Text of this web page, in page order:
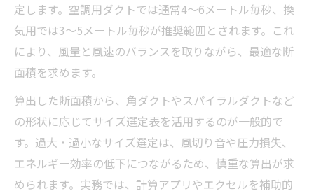
定します。空調用ダクトでは通常4～6メートル毎秒、換
気用では3～5メートル毎秒が推奨範囲とされます。これ
により、風量と風速のバランスを取りながら、最適な断
面積を求めます。
算出した断面積から、角ダクトやスパイラルダクトなど
の形状に応じてサイズ選定表を活用するのが一般的で
す。過大・過小なサイズ選定は、風切り音や圧力損失、
エネルギー効率の低下につながるため、慎重な算出が求
められます。実務では、計算アプリやエクセルを補助的